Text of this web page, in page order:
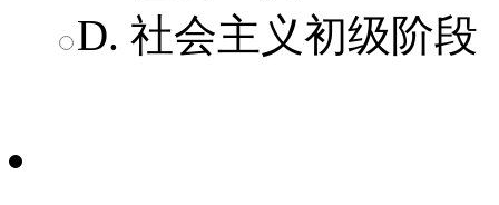
D. 社会主义初级阶段